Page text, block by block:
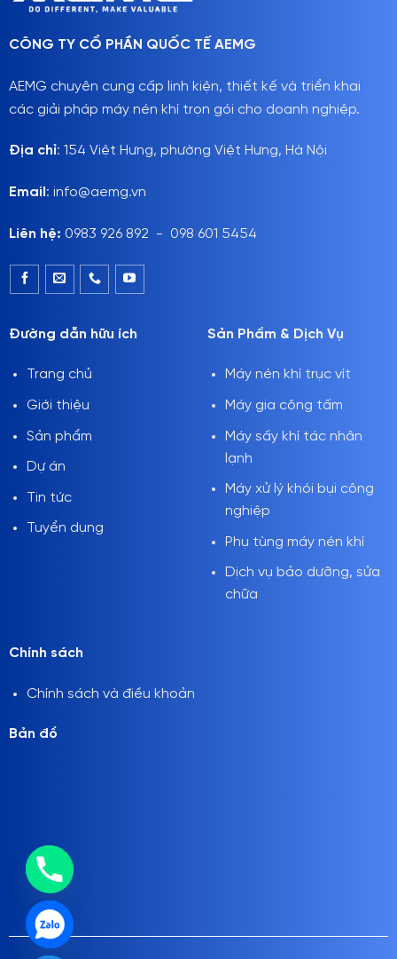
CÔNG TY CỔ PHẦN QUỐC TẾ AEMG
AEMG chuyên cung cấp linh kiện, thiết kế và triển khai
các giải pháp máy nén khí trọn gói cho doanh nghiệp.
Địa chỉ: 154 Việt Hưng, phường Việt Hưng, Hà Nội
Email : info@aemg.vn
Liên hệ: 0983 926 892 - 098 601 5454
Đường dẫn hữu ích
Trang chủ
Giới thiệu
Sản phẩm
Dự án
Tin tức
Tuyển dụng
Sản Phẩm & Dịch Vụ
Máy nén khí trục vít
Máy gia công tấm
Máy sấy khí tác nhân
lạnh
Máy xử lý khói bụi công
nghiệp
Phụ tùng máy nén khí
Dịch vụ bảo dưỡng, sửa
chữa
Chính sách
Chính sách và điều khoản
Bản đồ